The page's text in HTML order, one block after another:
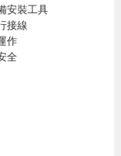
安裝工具
接線
作
全